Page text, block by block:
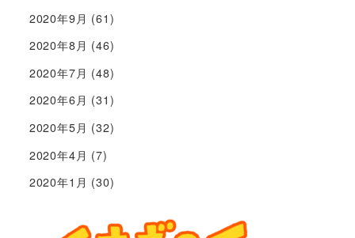
2020年9月 (61)
2020年8月 (46)
2020年7月 (48)
2020年6月 (31)
2020年5月 (32)
2020年4月 (7)
2020年1月 (30)